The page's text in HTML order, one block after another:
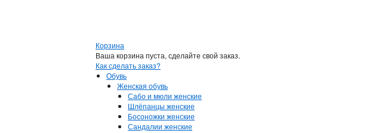
Корзина
Ваша корзина пуста, сделайте свой заказ.
Как сделать заказ?
Обувь
Женская обувь
Сабо и мюли женские
Шлёпанцы женские
Босоножки женские
Сандалии женские